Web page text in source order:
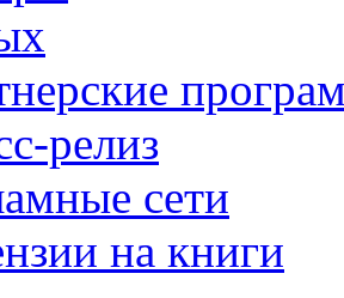
релиз
сети
на книги